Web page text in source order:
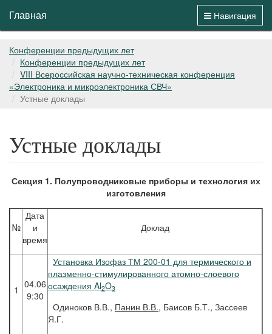
Навигация
Главная
Конференции предыдущих лет
Конференции предыдущих лет
VIII Всероссийская научно-техническая конференция
«Электроника и микроэлектроника СВЧ»
Устные доклады
Устные доклады
Секция 1. Полупроводниковые приборы и технология их
изготовления
№
Дата
и
время
Доклад
1 04.06
9:30
Установка Изофаз ТМ 200-01 для термического и
плазменно-стимулированного атомно-слоевого
осаждения Al2O3
Одиноков В.В., Панин В.В., Баисов Б.Т., Зассеев
Я.Г.